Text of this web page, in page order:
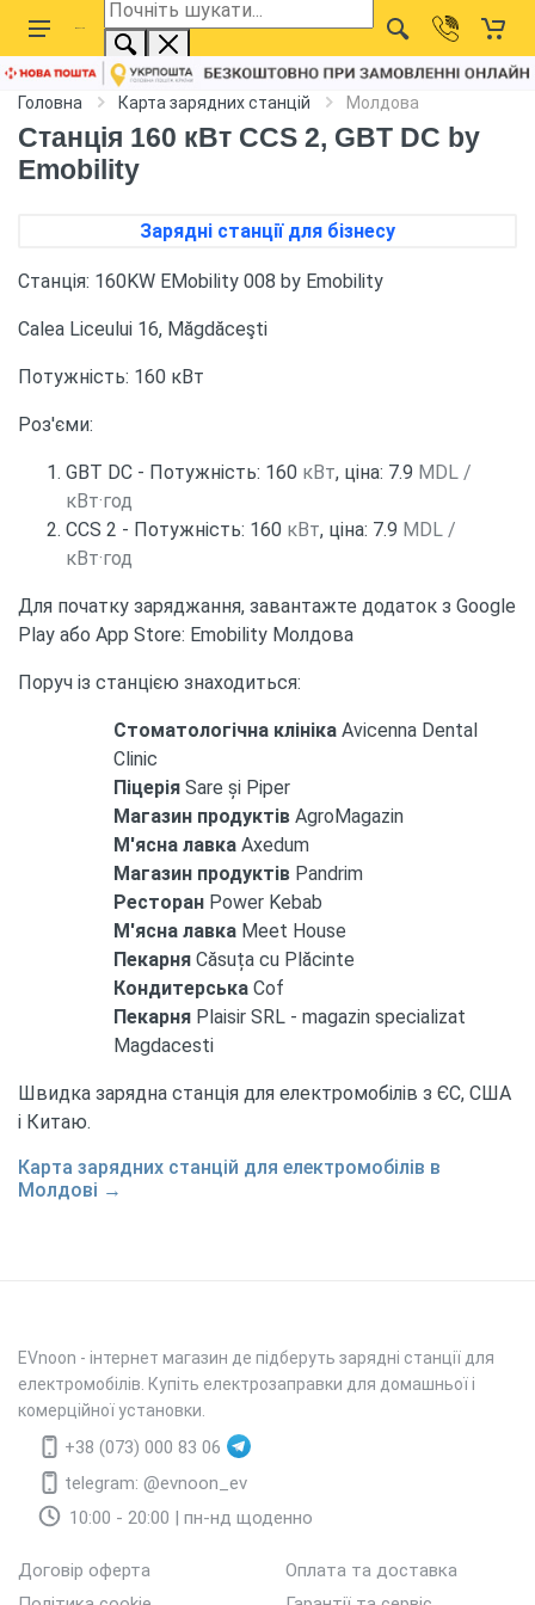
Головна Карта зарядних станцій Молдова
Станція 160 кВт CCS 2, GBT DC by
Emobility
Зарядні станції для бізнесу
Станція: 160KW EMobility 008 by Emobility
Calea Liceului 16, Măgdăceşti
Потужність: 160 кВт
Роз'єми:
GBT DC - Потужність: 160 кВт, ціна: 7.9 MDL /
кВт·год
CCS 2 - Потужність: 160 кВт, ціна: 7.9 MDL /
кВт·год
Для початку заряджання, завантажте додаток з Google
Play або App Store: Emobility Молдова
Поруч із станцією знаходиться:
Стоматологічна клініка Avicenna Dental
Clinic
Піцерія Sare și Piper
Магазин продуктів AgroMagazin
М'ясна лавка Axedum
Магазин продуктів Pandrim
Ресторан Power Kebab
М'ясна лавка Meet House
Пекарня Căsuța cu Plăcinte
Кондитерська Cof
Пекарня Plaisir SRL - magazin specializat
Magdacesti
Швидка зарядна станція для електромобілів з ЄС, США
і Китаю.
Карта зарядних станцій для електромобілів в
Молдові →
EVnoon - інтернет магазин де підберуть зарядні станції для
електромобілів. Купіть електрозаправки для домашньої і
комерційної установки.
+38 (073) 000 83 06
telegram: @evnoon_ev
10:00 - 20:00 | пн-нд щоденно
Договір оферта
Оплата та доставка